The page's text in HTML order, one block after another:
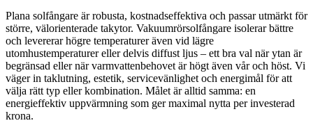
Plana solfångare är robusta, kostnadseffektiva och passar utmärkt för
större, välorienterade takytor. Vakuumrörsolfångare isolerar bättre
och levererar högre temperaturer även vid lägre
utomhustemperaturer eller delvis diffust ljus – ett bra val när ytan är
begränsad eller när varmvattenbehovet är högt även vår och höst. Vi
väger in taklutning, estetik, servicevänlighet och energimål för att
välja rätt typ eller kombination. Målet är alltid samma: en
energieffektiv uppvärmning som ger maximal nytta per investerad
krona.